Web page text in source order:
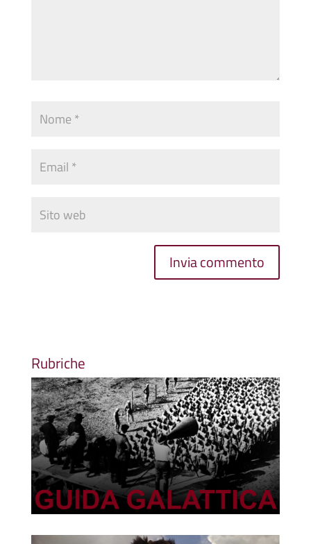
Rubriche